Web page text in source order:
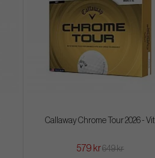
Callaway Chrome Tour 2026 - Vit
579 kr649 kr